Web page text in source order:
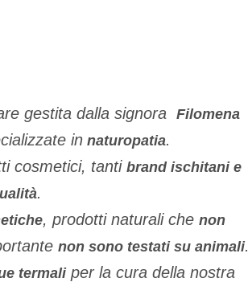
gestita dalla signora Filomena
in naturopatia.
cosmetici, tanti brand ischitani e
.
, prodotti naturali che non
non sono testati su animali.
termaliper la cura della nostra